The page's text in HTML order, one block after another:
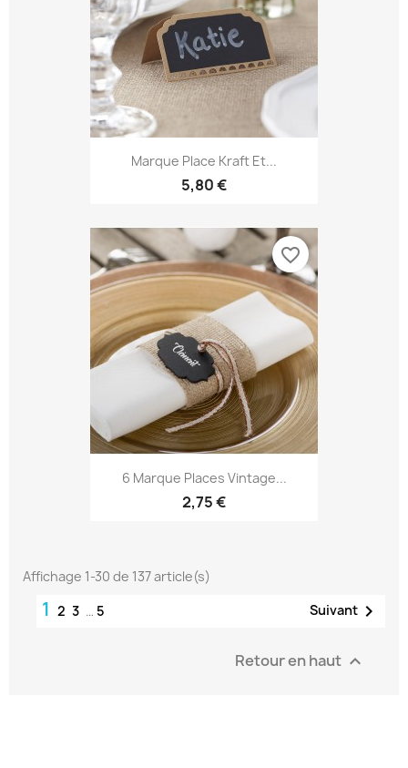
Marque Place Kraft Et...
5,80 €
6 Marque Places Vintage...
2,75 €
favorite_border
Affichage 1-30 de 137 article(s)
1 2 3 … 5 Suivant 
Retour en haut 